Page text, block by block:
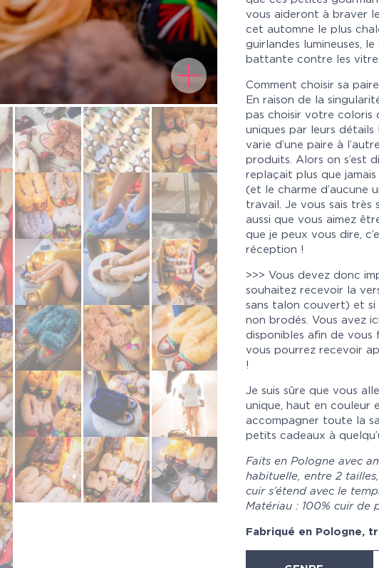
vous aideront à braver
cet automne le plus
guirlandes lumineuses,
battante contre les
Comment choisir sa
En raison de la
pas choisir votre coloris
uniques par leurs
varie d’une paire à
produits. Alors on s’est
replaçait plus que
(et le charme d’aucune
travail. Je vous sais très
aussi que vous aimez
que je peux vous dire,
réception !
>>> Vous devez donc
souhaitez recevoir la
sans talon couvert) et si
non brodés. Vous avez
disponibles afin de
vous pourrez recevoir
!
Je suis sûre que vous
unique, haut en couleur
accompagner toute la
petits cadeaux à
Faits en Pologne avec
habituelle, entre 2
cuir s’étend avec le
Matériau : 100% cuir de
Fabriqué en Pologne,